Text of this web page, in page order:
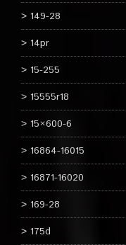
149-28
14pr
15-255
15555r18
15×600-6
16864-16015
16871-16020
169-28
175d